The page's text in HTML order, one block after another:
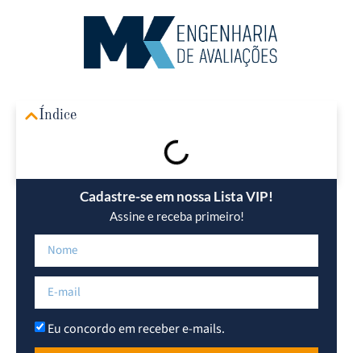
Índice
Cadastre-se em nossa Lista VIP!
Assine e receba primeiro!
Eu concordo em receber e-mails.